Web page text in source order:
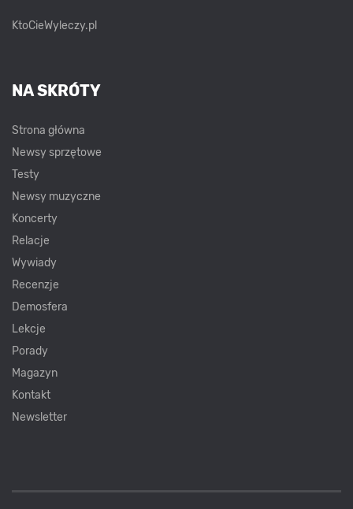
KtoCieWyleczy.pl
NA SKRÓTY
Strona główna
Newsy sprzętowe
Testy
Newsy muzyczne
Koncerty
Relacje
Wywiady
Recenzje
Demosfera
Lekcje
Porady
Magazyn
Kontakt
Newsletter